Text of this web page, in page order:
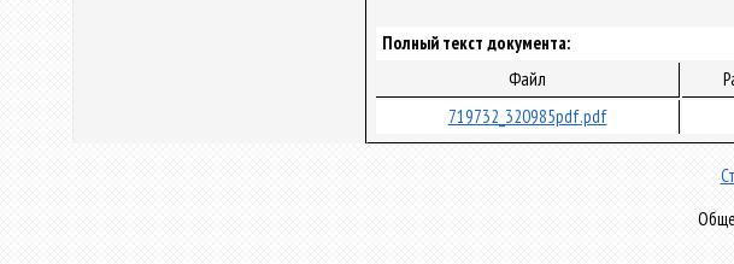
Полный текст документа:
Файл
719732_320985pdf.pdf